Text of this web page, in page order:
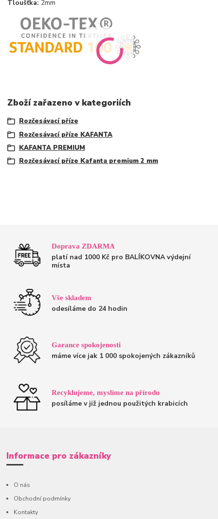
Tloušťka: 2mm
Zboží zařazeno v kategoriích
Rozčesávací příze
Rozčesávací příze KAFANTA
KAFANTA PREMIUM
Rozčesávací příze Kafanta premium 2 mm
Doprava ZDARMA
platí nad 1000 Kč pro BALÍKOVNA výdejní
místa
Vše skladem
odesíláme do 24 hodin
Garance spokojenosti
máme více jak 1 000 spokojených zákazníků
Recyklujeme, myslíme na přírodu
posíláme v již jednou použitých krabicích
Informace pro zákazníky
O nás
Obchodní podmínky
Kontakty